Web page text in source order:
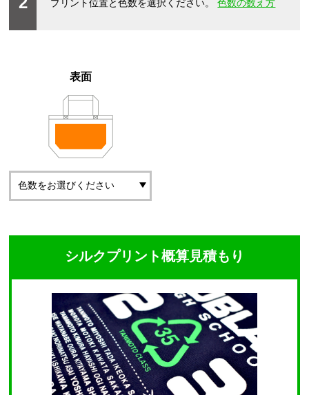
プリント位置と色数を選択ください。色数の数え方
表面
シルクプリント概算見積もり